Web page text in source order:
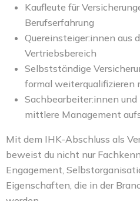
Kaufleute für
Berufserfahrung
Quereinsteiger:innen aus
Vertriebsbereich
Selbstständige
formal weiterqualifizieren
Sachbearbeiter:innen
mittlere Management
Mit dem IHK-Abschluss als
beweist du nicht nur
Engagement,
Eigenschaften, die in der